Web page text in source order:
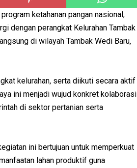
ketahanan pangan nasional,
dengan perangkat Kelurahan Tambak
di wilayah Tambak Wedi Baru,
kelurahan, serta diikuti secara aktif
ini menjadi wujud konkret kolaborasi
di sektor pertanian serta
ini bertujuan untuk memperkuat
lahan produktif guna